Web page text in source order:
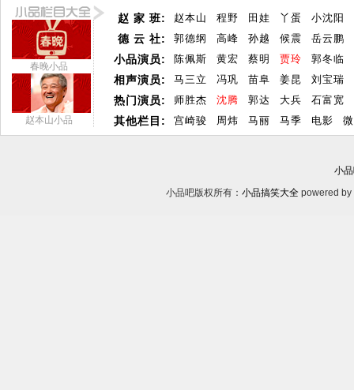
春晚小品
赵本山小品
赵 家 班:
德 云 社:
小品演员:
相声演员:
热门演员:
其他栏目:
赵本山 程野 田娃 丫蛋
小沈阳
郭德纲
高峰 孙越 候震
岳云鹏
陈佩斯
黄宏 蔡明 贾玲
郭冬临
马三立
冯巩 苗阜 姜昆
刘宝瑞
师胜杰
沈腾 郭达 大兵
石富宽
宫崎骏
周炜 马丽 马季 电影
小
小品吧版权所有： 小品搞笑大全 powered by